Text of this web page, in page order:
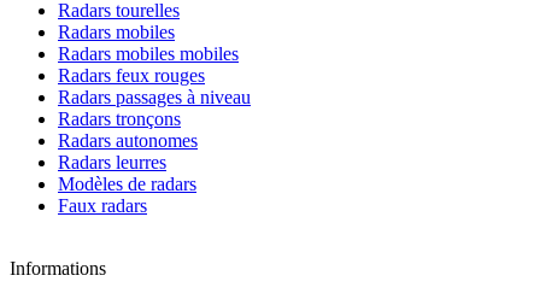
Radars tourelles
Radars mobiles
Radars mobiles mobiles
Radars feux rouges
Radars passages à niveau
Radars tronçons
Radars autonomes
Radars leurres
Modèles de radars
Faux radars
Informations